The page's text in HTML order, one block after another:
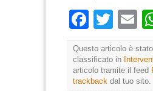
Questo articolo è
classificato in
articolo tramite il feed
trackback dal tuo sito.